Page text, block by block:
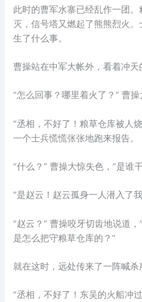
此时的曹军水寨已经乱作一团
灭，信号塔又燃起了熊熊烈火
生了什么事。
曹操站在中军大帐外，看着冲天
“怎么回事？哪里着火了？” 曹操
“丞相，不好了！粮草仓库被人
一个士兵慌慌张张地跑来报告。
“什么？” 曹操大惊失色，”是谁
“是赵云！赵云孤身一人潜入了
“赵云？” 曹操咬牙切齿地说道
是怎么把守粮草仓库的？”
就在这时，远处传来了一阵喊杀
“丞相，不好了！东吴的火船冲